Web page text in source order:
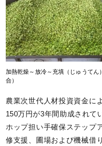
加熱乾燥～放冷～充填（じゅうてん
合）
農業次世代人材投資資金に
150万円が3年間助成されて
ホップ担い手確保ステップ
修支援、圃場および機械借